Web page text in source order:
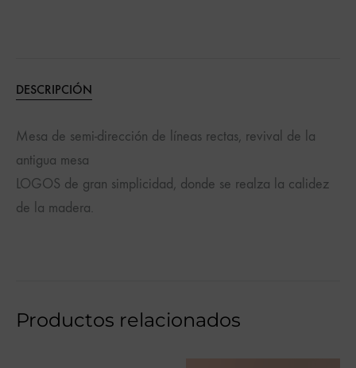
DESCRIPCIÓN
Mesa de semi-dirección de líneas rectas, revival de la
antigua mesa
LOGOS de gran simplicidad, donde se realza la calidez
de la madera.
Productos relacionados